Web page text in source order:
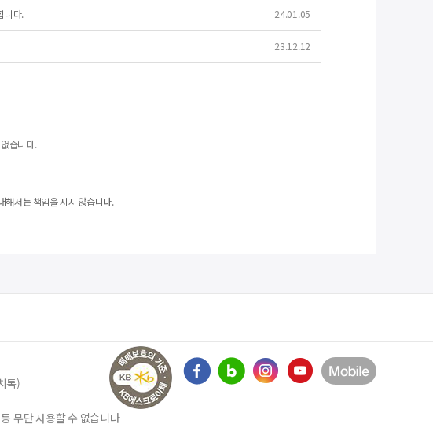
니다. 24.01.05
23.12.12
습니다.
해서는 책임을 지지 않습니다.
톡)
무단 사용할 수 없습니다